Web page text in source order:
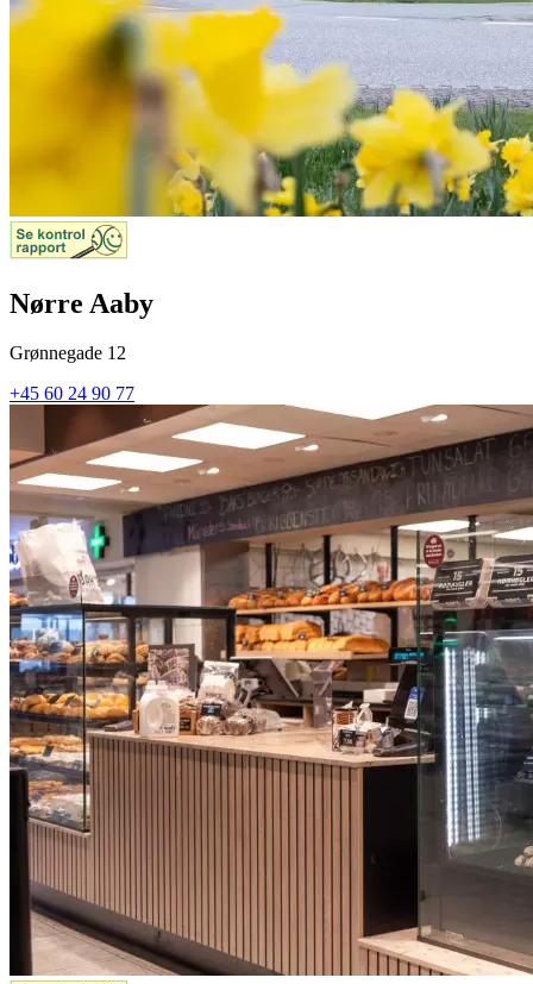
Nørre Aaby
Grønnegade 12
+45 60 24 90 77